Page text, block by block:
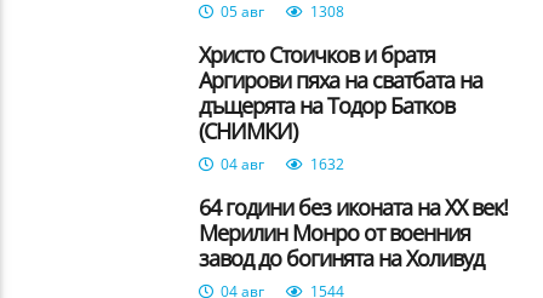
05 авг 1308
Христо Стоичков и братя
Аргирови пяха на сватбата на
дъщерята на Тодор Батков
(СНИМКИ)
04 авг 1632
64 години без иконата на XX век!
Мерилин Монро от военния
завод до богинята на Холивуд
04 авг 1544